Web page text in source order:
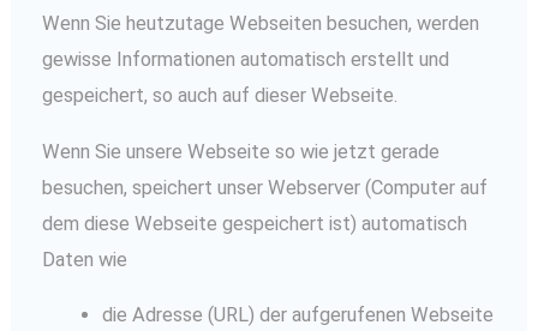
Wenn Sie heutzutage Webseiten besuchen, werden
gewisse Informationen automatisch erstellt und
gespeichert, so auch auf dieser Webseite.
Wenn Sie unsere Webseite so wie jetzt gerade
besuchen, speichert unser Webserver (Computer auf
dem diese Webseite gespeichert ist) automatisch
Daten wie
die Adresse (URL) der aufgerufenen Webseite